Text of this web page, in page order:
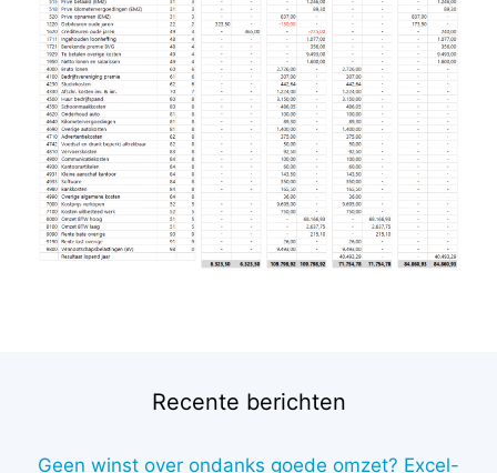
Recente berichten
Geen winst over ondanks goede omzet? Excel-